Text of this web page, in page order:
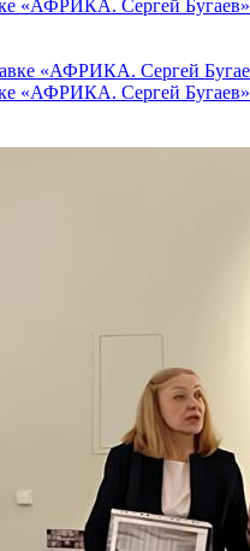
«АФРИКА. Сергей Бугаев»
«АФРИКА. Сергей Бугаев»